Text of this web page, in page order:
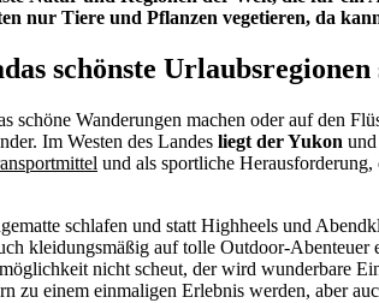
nur Tiere und Pflanzen vegetieren, da
schönste
schöne Wanderungen machen oder auf den
Im Westen des Landes liegt der Yukon
und als sportliche
schlafen und statt Highheels und
kleidungsmäßig auf tolle Outdoor-Abenteuer
nicht scheut, der wird wunderbare
zu einem einmaligen Erlebnis werden, aber